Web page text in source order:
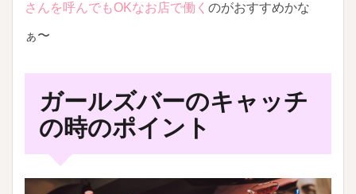
さんを呼んでもOKなお店で働く のがおすすめかな
ぁ〜
ガールズバーのキャッチ
の時のポイント